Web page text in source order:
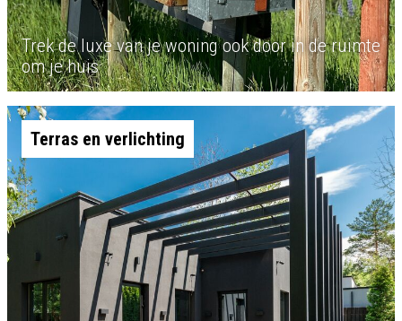
Trek de luxe van je woning ook door in de ruimte
om je huis
Terras en verlichting